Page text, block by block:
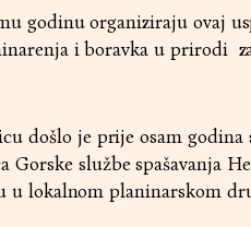
godinu organiziraju ovaj
i boravka u prirodi
došlo je prije osam godina
službe spašavanja
lokalnom planinarskom